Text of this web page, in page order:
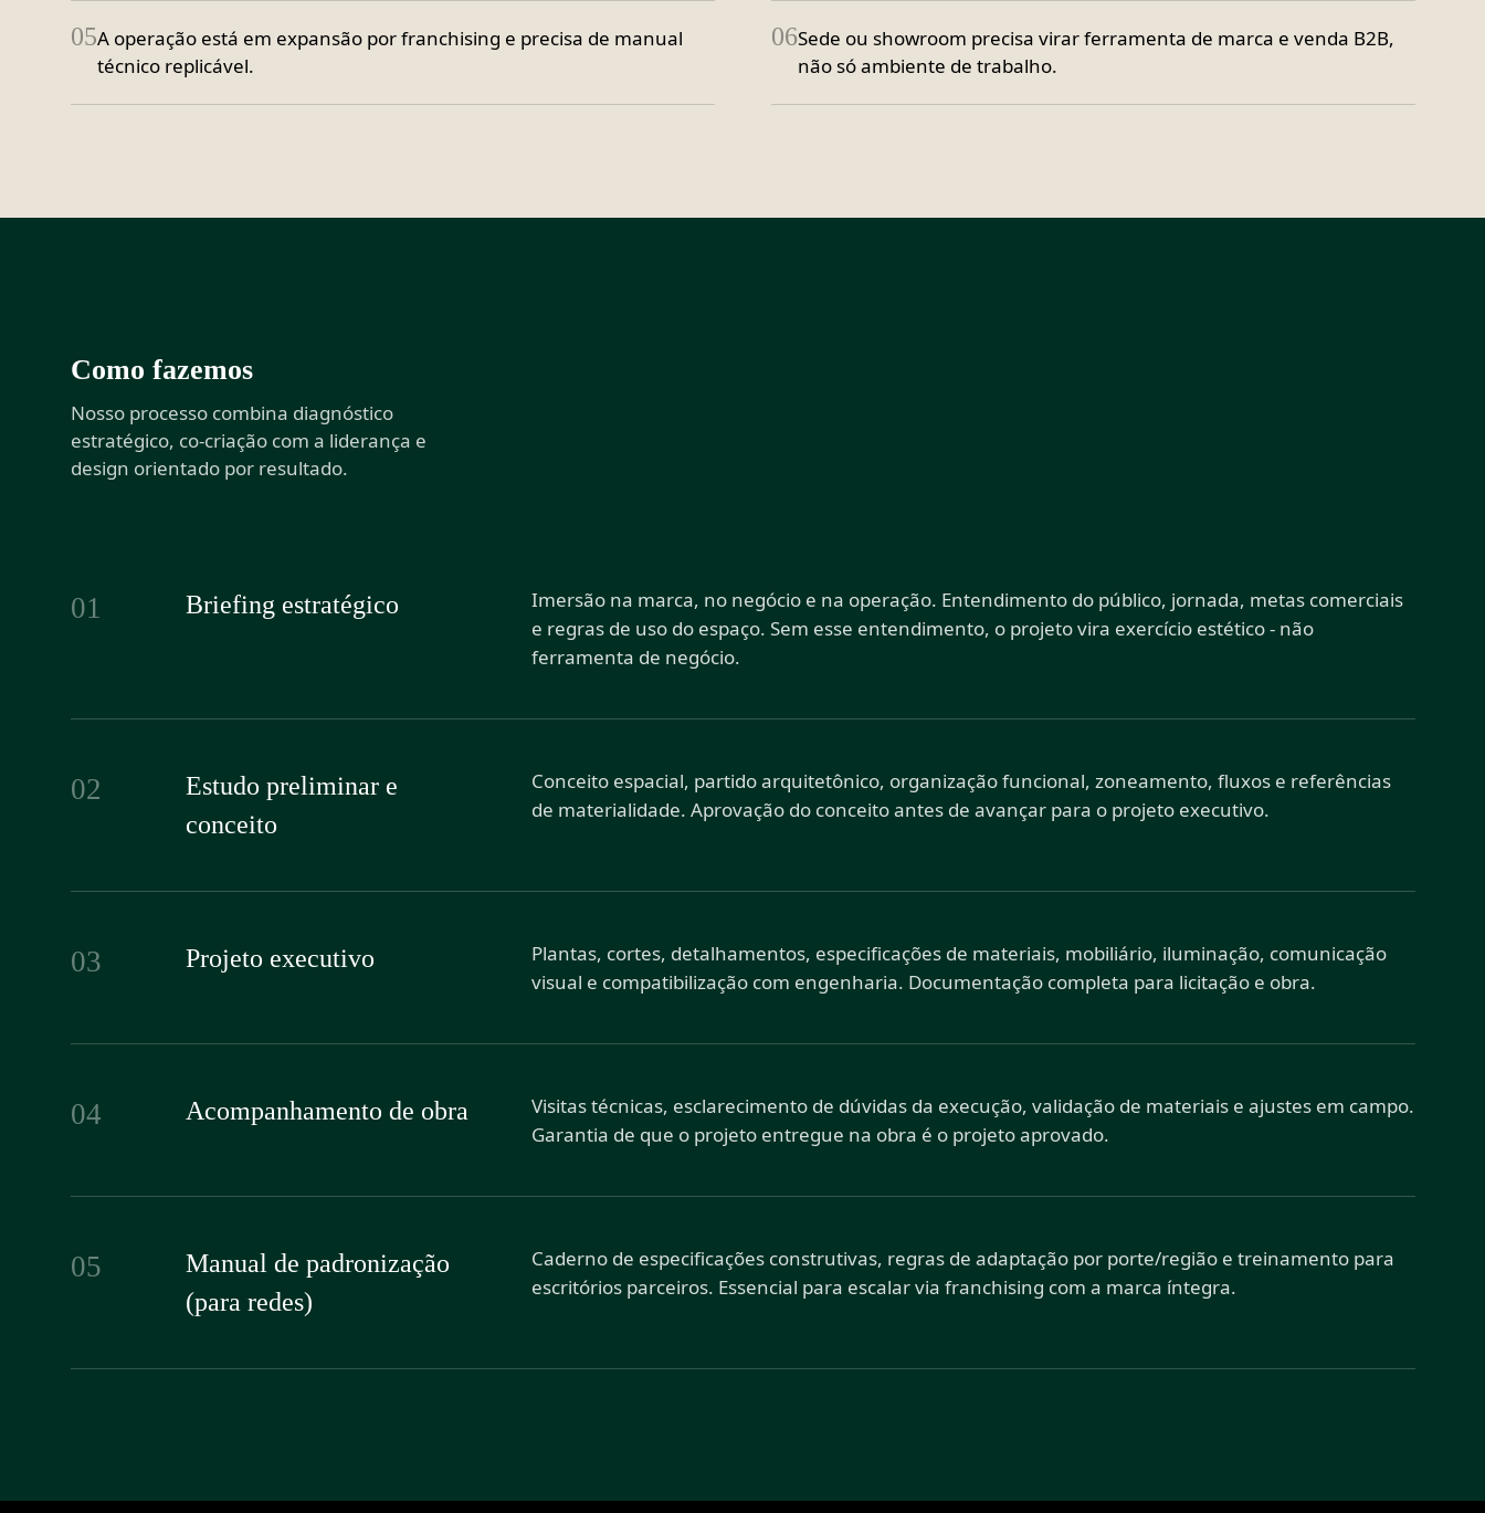
05A operação está em expansão por franchising e precisa de manual
técnico replicável.
06Sede ou showroom precisa virar ferramenta de marca e venda B2B,
não só ambiente de trabalho.
Como fazemos
Nosso processo combina diagnóstico
estratégico, co-criação com a liderança e
design orientado por resultado.
01 Briefing estratégico
Imersão na marca, no negócio e na operação. Entendimento do público, jornada, metas comerciais
e regras de uso do espaço. Sem esse entendimento, o projeto vira exercício estético - não
ferramenta de negócio.
02
Estudo preliminar e
conceito
Conceito espacial, partido arquitetônico, organização funcional, zoneamento, fluxos e referências
de materialidade. Aprovação do conceito antes de avançar para o projeto executivo.
03 Projeto executivo
Plantas, cortes, detalhamentos, especificações de materiais, mobiliário, iluminação, comunicação
visual e compatibilização com engenharia. Documentação completa para licitação e obra.
04 Acompanhamento de obra
Visitas técnicas, esclarecimento de dúvidas da execução, validação de materiais e ajustes em campo.
Garantia de que o projeto entregue na obra é o projeto aprovado.
05
Manual de padronização
(para redes)
Caderno de especificações construtivas, regras de adaptação por porte/região e treinamento para
escritórios parceiros. Essencial para escalar via franchising com a marca íntegra.